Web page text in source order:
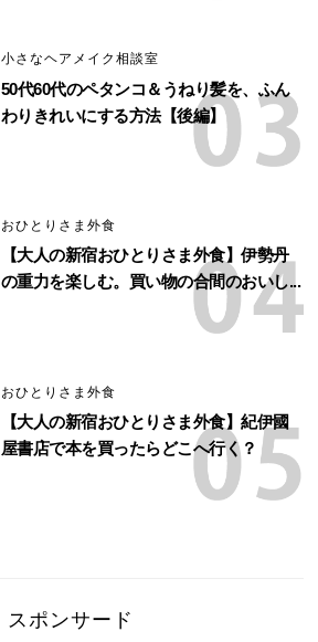
小さなヘアメイク相談室
50代60代のペタンコ＆うねり髪を、ふん
わりきれいにする方法【後編】
おひとりさま外食
【大人の新宿おひとりさま外食】伊勢丹
の重力を楽しむ。買い物の合間のおいし...
おひとりさま外食
【大人の新宿おひとりさま外食】紀伊國
屋書店で本を買ったらどこへ行く？
スポンサード